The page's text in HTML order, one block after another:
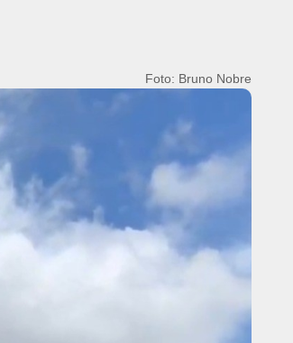
Foto: Bruno Nobre